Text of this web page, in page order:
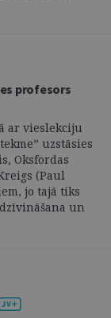
profesors
ar vieslekciju
uzstāsies
Oksfordas
(Paul
jo tajā tiks
un